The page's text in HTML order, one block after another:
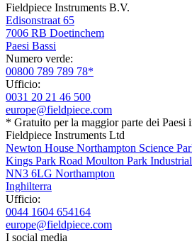
Fieldpiece Instruments B.V.
Edisonstraat 65
7006 RB Doetinchem
Paesi Bassi
Numero verde:
00800 789 789 78*
Ufficio:
0031 20 21 46 500
europe@fieldpiece.com
* Gratuito per la maggior parte dei Paesi
Fieldpiece Instruments Ltd
Newton House Northampton Science
Kings Park Road Moulton Park
NN3 6LG Northampton
Inghilterra
Ufficio:
0044 1604 654164
europe@fieldpiece.com
I social media